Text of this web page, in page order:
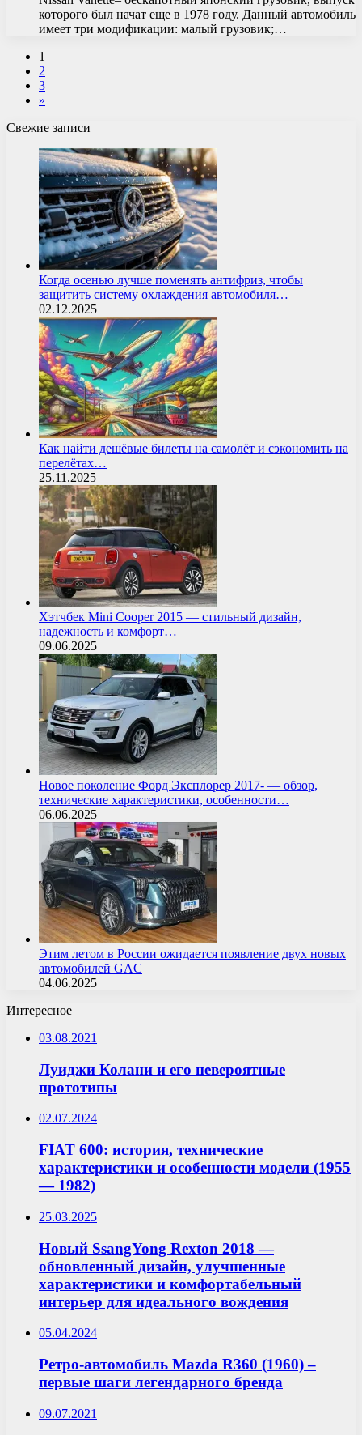
которого был начат еще в 1978 году. Данный автомобиль
имеет три модификации: малый грузовик;…
1
2
3
»
Свежие записи
Когда осенью лучше поменять антифриз, чтобы
защитить систему охлаждения автомобиля…
02.12.2025
Как найти дешёвые билеты на самолёт и сэкономить на
перелётах…
25.11.2025
Хэтчбек Mini Cooper 2015 — стильный дизайн,
надежность и комфорт…
09.06.2025
Новое поколение Форд Эксплорер 2017- — обзор,
технические характеристики, особенности…
06.06.2025
Этим летом в России ожидается появление двух новых
автомобилей GAC
04.06.2025
Интересное
03.08.2021
Луиджи Колани и его невероятные
прототипы
02.07.2024
FIAT 600: история, технические
характеристики и особенности модели (1955
— 1982)
25.03.2025
Новый SsangYong Rexton 2018 —
обновленный дизайн, улучшенные
характеристики и комфортабельный
интерьер для идеального вождения
05.04.2024
Ретро-автомобиль Mazda R360 (1960) –
первые шаги легендарного бренда
09.07.2021